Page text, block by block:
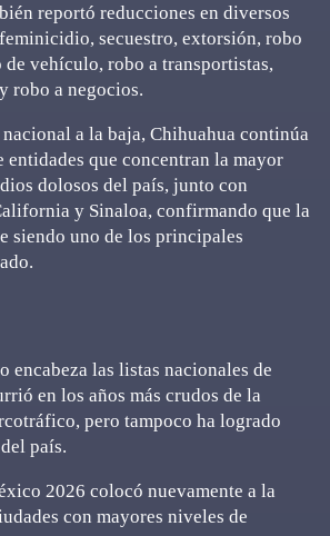
reportó reducciones en diversos
secuestro, extorsión, robo
vehículo, robo a transportistas,
robo a negocios.
nacional a la baja, Chihuahua continúa
entidades que concentran la mayor
dolosos del país, junto con
y Sinaloa, confirmando que la
siendo uno de los principales
encabeza las listas nacionales de
en los años más crudos de la
pero tampoco ha logrado
país.
2026 colocó nuevamente a la
con mayores niveles de